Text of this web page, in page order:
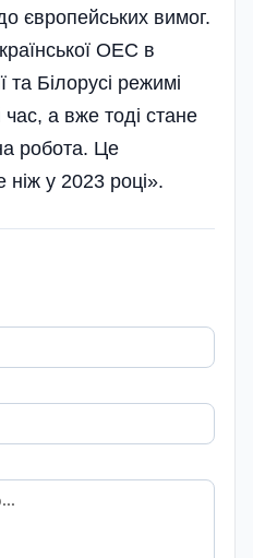
європейських вимог.
ОЕС в
та Білорусі режимі
а вже тоді стане
робота. Це
ніж у 2023 році».